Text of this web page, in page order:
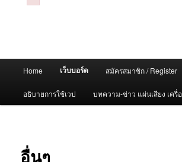
Home เว็บบอร์ด สมัครสมาชิก / Register
อธิบายการใช้เวป บทความ-ข่าว แผ่นเสียง เครื่อ
อื่นๆ
Failed to initialize plugin: wplink